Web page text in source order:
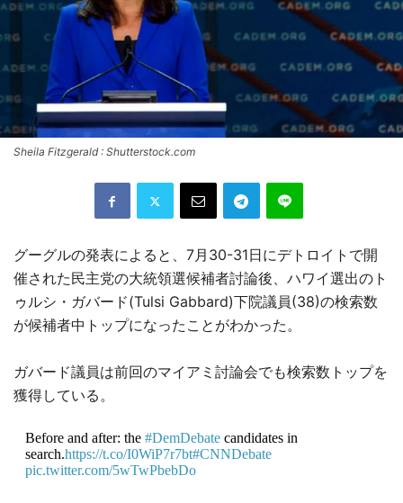
Sheila Fitzgerald : Shutterstock.com
グーグルの発表によると、7月30-31日にデトロイトで開
催された民主党の大統領選候補者討論後、ハワイ選出のト
ゥルシ・ガバード(Tulsi Gabbard)下院議員(38)の検索数
が候補者中トップになったことがわかった。
ガバード議員は前回のマイアミ討論会でも検索数トップを
獲得している。
Before and after: the #DemDebatecandidates in
search.https://t.co/I0WiP7r7bt#CNNDebate
pic.twitter.com/5wTwPbebDo